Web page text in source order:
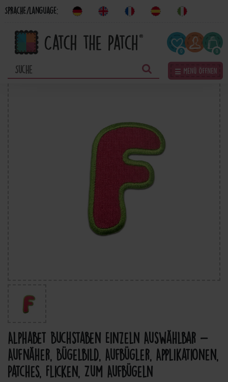
Sprache/Language:
0
☰ Menü öffnen
Alphabet Buchstaben Einzeln Auswählbar -
Aufnäher, Bügelbild, Aufbügler, Applikationen,
Patches, Flicken, Zum Aufbügeln